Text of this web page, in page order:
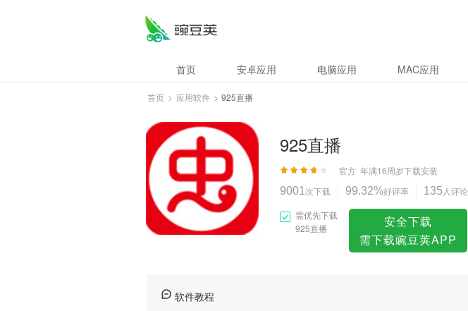
首页 安卓应用 电脑应用 MAC应用
首页 > 应用软件 > 925直播
925直播
官方 年满16周岁下载安装
9001 次下载 99.32%好评率 135 人评论
需优先下载
925直播
安全下载
需下载豌豆荚APP
软件教程